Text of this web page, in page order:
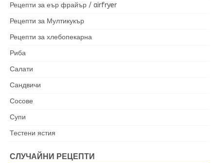
Рецепти за еър фрайър / airfryer
Рецепти за Мултикукър
Рецепти за хлебопекарна
Риба
Салати
Сандвичи
Сосове
Супи
Тестени ястия
СЛУЧАЙНИ РЕЦЕПТИ